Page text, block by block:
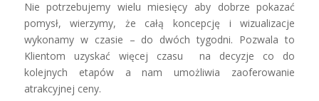
Nie potrzebujemy wielu miesięcy aby dobrze pokazać
pomysł, wierzymy, że całą koncepcję i wizualizacje
wykonamy w czasie – do dwóch tygodni. Pozwala to
Klientom uzyskać więcej czasu na decyzje co do
kolejnych etapów a nam umożliwia zaoferowanie
atrakcyjnej ceny.